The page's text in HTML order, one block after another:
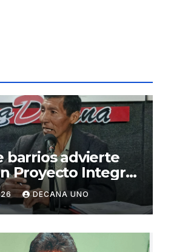
barrios advierte
Proyecto Integral
para
DECANA UNO